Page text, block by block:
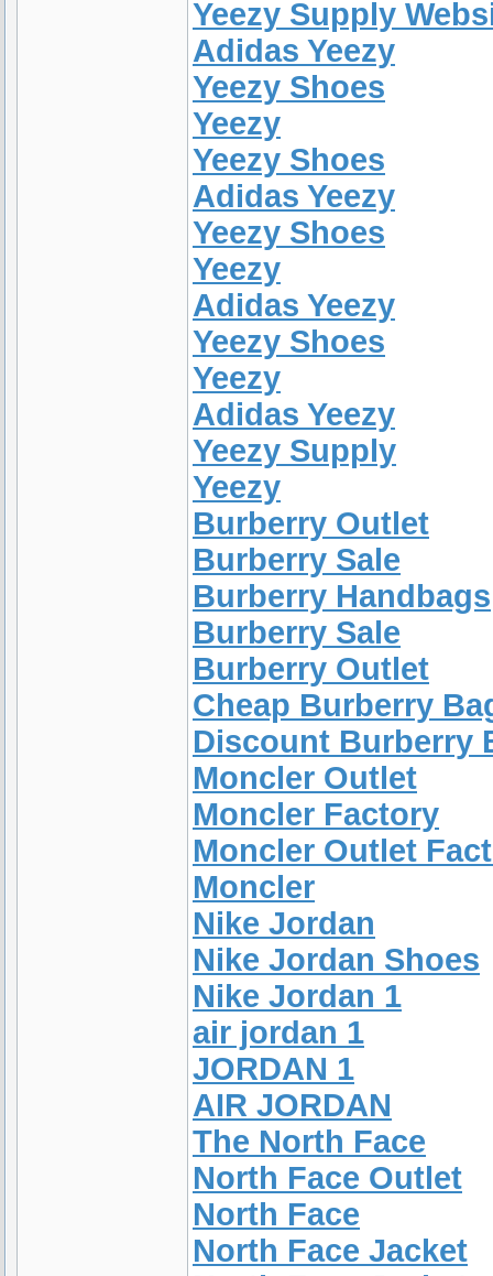
Yeezy Supply
Adidas Yeezy
Yeezy Shoes
Yeezy
Yeezy Shoes
Adidas Yeezy
Yeezy Shoes
Yeezy
Adidas Yeezy
Yeezy Shoes
Yeezy
Adidas Yeezy
Yeezy Supply
Yeezy
Burberry Outlet
Burberry Sale
Burberry Handbags
Burberry Sale
Burberry Outlet
Cheap Burberry
Discount Burberry
Moncler Outlet
Moncler Factory
Moncler Outlet
Moncler
Nike Jordan
Nike Jordan Shoes
Nike Jordan 1
air jordan 1
JORDAN 1
AIR JORDAN
The North Face
North Face Outlet
North Face
North Face Jacket